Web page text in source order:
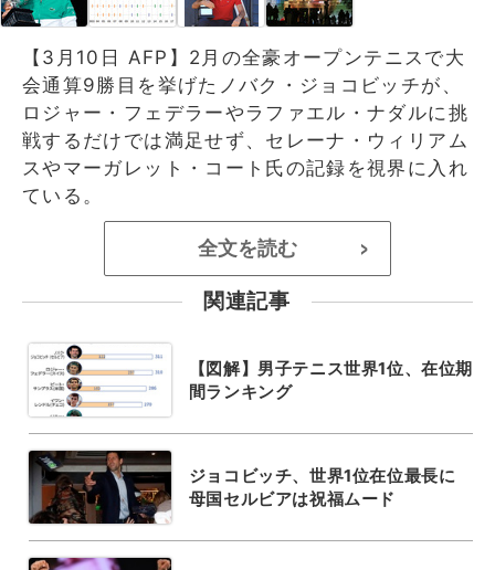
【3月10日 AFP】2月の全豪オープンテニスで大
会通算9勝目を挙げたノバク・ジョコビッチが、
ロジャー・フェデラーやラファエル・ナダルに挑
戦するだけでは満足せず、セレーナ・ウィリアム
スやマーガレット・コート氏の記録を視界に入れ
ている。
全文を読む >
関連記事
【図解】男子テニス世界1位、在位期
間ランキング
ジョコビッチ、世界1位在位最長に
母国セルビアは祝福ムード